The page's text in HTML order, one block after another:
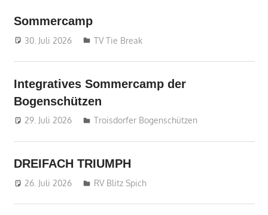
Sommercamp
30. Juli 2026 treffpunkt
TV Tie Break
Integratives Sommercamp der
Bogenschützen
29. Juli 2026 treffpunkt
Troisdorfer Bogenschützen
DREIFACH TRIUMPH
26. Juli 2026 treffpunkt
RV Blitz Spich